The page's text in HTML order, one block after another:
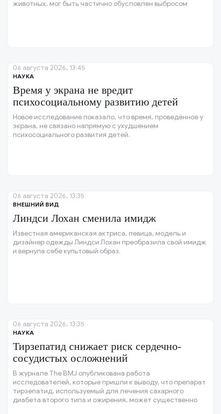
животных, мог быть частично обусловлен выбросом
НАУКА
Время у экрана не вредит
психосоциальному развитию детей
Новое исследование показало, что время, проведённое у
экрана, не связано напрямую с ухудшением
психосоциального развития детей.
06 августа 2026, 13:45
ВНЕШНИЙ ВИД
Линдси Лохан сменила имидж
Известная американская актриса, певица, модель и
дизайнер одежды Линдси Лохан преобразила свой имидж
и вернула себе культовый образ.
06 августа 2026, 13:35
НАУКА
Тирзепатид снижает риск сердечно-
сосудистых осложнений
В журнале The BMJ опубликована работа
исследователей, которые пришли к выводу, что препарат
тирзепатид, используемый для лечения сахарного
диабета второго типа и ожирения, может существенно
06 августа 2026, 13:35